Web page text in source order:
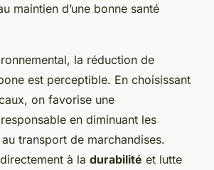
maintien d’une bonne santé
la réduction de
est perceptible. En choisissant
on favorise une
en diminuant les
transport de marchandises.
à la durabilité et lutte